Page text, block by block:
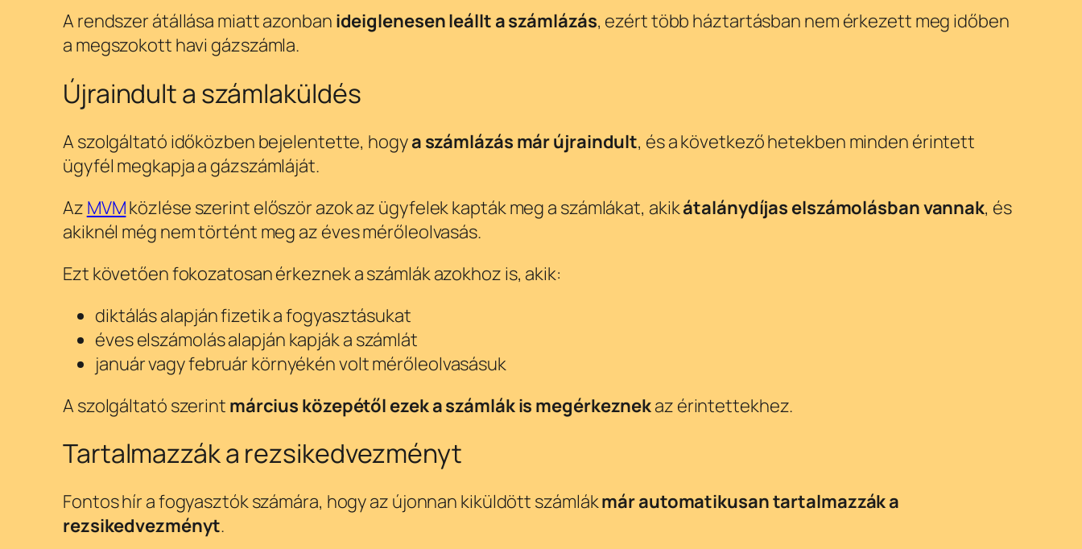
A rendszer átállása miatt azonban ideiglenesen leállt a számlázás, ezért több háztartásban nem érkezett meg időben
a megszokott havi gázszámla.
Újraindult a számlaküldés
A szolgáltató időközben bejelentette, hogya számlázás már újraindult, és a következő hetekben minden érintett
ügyfél megkapja a gázszámláját.
Az MVMközlése szerint először azok az ügyfelek kapták meg a számlákat, akikátalánydíjas elszámolásban vannak, és
akiknél még nem történt meg az éves mérőleolvasás.
Ezt követően fokozatosan érkeznek a számlák azokhoz is, akik:
diktálás alapján fizetik a fogyasztásukat
éves elszámolás alapján kapják a számlát
január vagy február környékén volt mérőleolvasásuk
A szolgáltató szerint március közepétől ezek a számlák is megérkeznekaz érintettekhez.
Tartalmazzák a rezsikedvezményt
Fontos hír a fogyasztók számára, hogy az újonnan kiküldött számlákmár automatikusan tartalmazzák a
rezsikedvezményt.